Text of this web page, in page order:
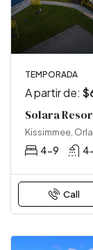
TEMPORADA
A partir de:
Solara
Kissimmee,
4-9
Call